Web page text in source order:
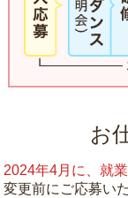
お
2024年4月に、就
変更前にご応募い